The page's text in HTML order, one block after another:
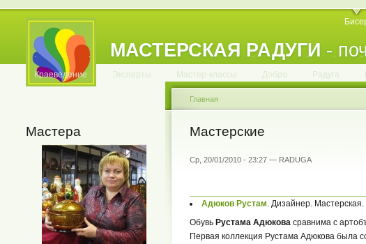
МАСТЕРСКАЯ РАДУГИ -
. . . . . . . . . . . . .
Краеведение Эксперты Мастер-классы Добро Радуга
Мастера
Главная
Мастерские
Ср, 20/01/2010 - 23:27 — RADUGA
Адюков Рустам . Дизайнер.
Обувь Рустама Адю­ко­ва сравнима с
Первая коллекция Рустама Адюкова была